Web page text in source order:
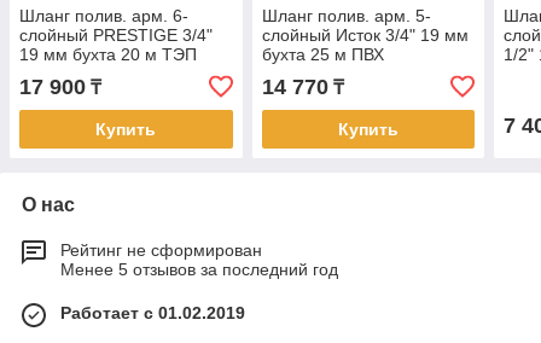
Шланг полив. арм. 6-
слойный PRESTIGE 3/4"
19 мм бухта 20 м ТЭП
17 900 ₸
Купить
Шланг полив. арм. 5-
слойный Исток 3/4" 19 мм
бухта 25 м ПВХ
14 770₸
Купить
1/2"
7
О нас
Рейтинг не сформирован
Менее 5 отзывов за последний год
Работает с 01.02.2019